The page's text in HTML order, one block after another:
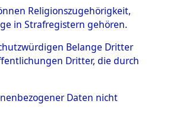
und das
1944 bis
(84625432)
Religionszugehörigkeit,
in Strafregistern gehören.
Belange Dritter
Dritter, die durch
Daten nicht